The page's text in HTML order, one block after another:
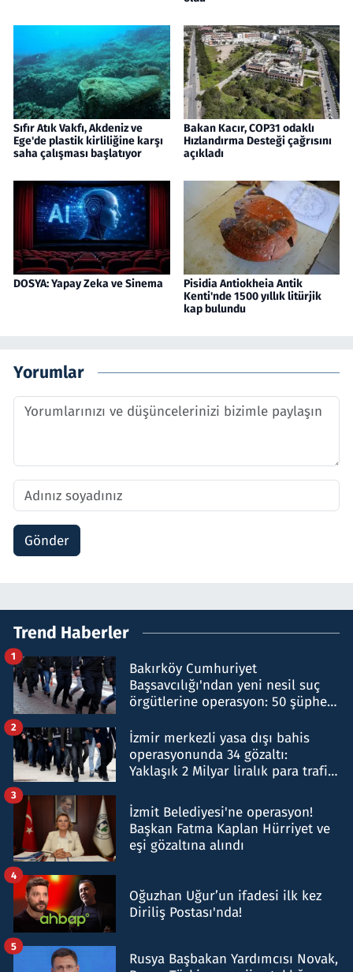
Sıfır Atık Vakfı, Akdeniz ve
Ege'de plastik kirliliğine karşı
saha çalışması başlatıyor
Bakan Kacır, COP31 odaklı
Hızlandırma Desteği çağrısını
açıkladı
DOSYA: Yapay Zeka ve Sinema
Pisidia Antiokheia Antik
Kenti'nde 1500 yıllık litürjik
kap bulundu
Yorumlar
Gönder
Trend Haberler
Bakırköy Cumhuriyet
Başsavcılığı'ndan yeni nesil suç
örgütlerine operasyon: 50 şüpheli
1
İzmir merkezli yasa dışı bahis
operasyonunda 34 gözaltı:
Yaklaşık 2 Milyar liralık para trafiği
2
İzmit Belediyesi'ne operasyon!
Başkan Fatma Kaplan Hürriyet ve
eşi gözaltına alındı
3
Oğuzhan Uğur’un ifadesi ilk kez
Diriliş Postası'nda!
4
Rusya Başbakan Yardımcısı Novak,
5